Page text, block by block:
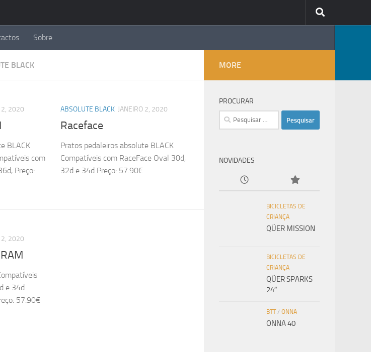
Sobre
BLACK
2, 2020
BLACK
com
Preço:
ABSOLUTE BLACK JANEIRO 2, 2020
Raceface
Pratos pedaleiros absolute BLACK
Compatíveis com RaceFace Oval 30d,
32d e 34d Preço: 57.90€
2, 2020
e 34d
57.90€
MORE
PROCURAR
Pesquisar
por:
NOVIDADES
BICICLETAS DE
CRIANÇA
QÜER MISSION
BICICLETAS DE
CRIANÇA
QÜER SPARKS
24″
BTT/ ONNA
ONNA 40